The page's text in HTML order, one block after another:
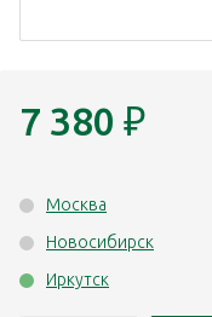
7 380 ₽
Москва
Новосибирск
Иркутск